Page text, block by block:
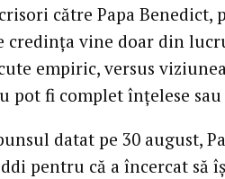
către Papa
credinţa vine doar din
empiric, versus
pot fi complet înţelese
datat pe 30 august,
pentru că a încercat să